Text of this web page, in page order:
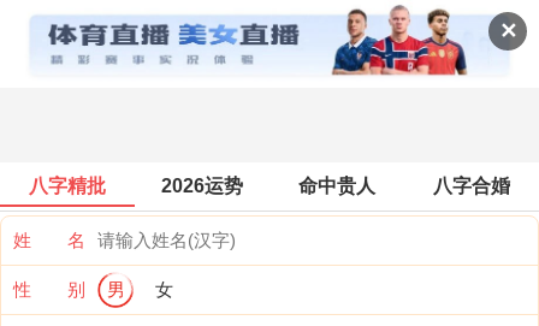
✕
世界天气
八字精批 2026运势 命中贵人 八字合婚
姓 名
性 别 男 女